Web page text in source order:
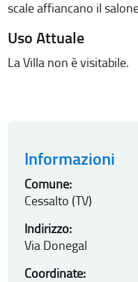
scale affiancano il
Uso Attuale
La Villa non è visitabile.
Informazioni
Comune:
Cessalto (TV)
Indirizzo:
Via Donegal
Coordinate: